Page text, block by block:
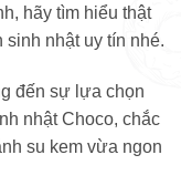
hãy tìm hiểu thật
sinh nhật uy tín nhé.
đến sự lựa chọn
nhật Choco, chắc
su kem vừa ngon